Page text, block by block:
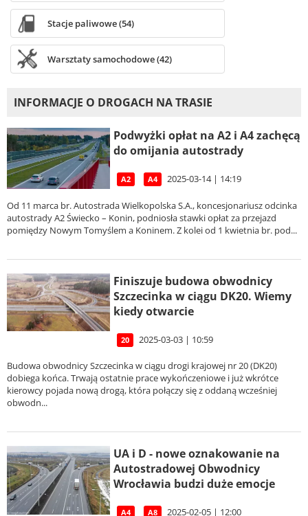
Stacje paliwowe (54)
Warsztaty samochodowe (42)
INFORMACJE O DROGACH NA TRASIE
Podwyżki opłat na A2 i A4 zachęcą
do omijania autostrady
A2 A4 2025-03-14 | 14:19
Od 11 marca br. Autostrada Wielkopolska S.A., koncesjonariusz odcinka
autostrady A2 Świecko – Konin, podniosła stawki opłat za przejazd
pomiędzy Nowym Tomyślem a Koninem. Z kolei od 1 kwietnia br. pod...
Finiszuje budowa obwodnicy
Szczecinka w ciągu DK20. Wiemy
kiedy otwarcie
20 2025-03-03 | 10:59
Budowa obwodnicy Szczecinka w ciągu drogi krajowej nr 20 (DK20)
dobiega końca. Trwają ostatnie prace wykończeniowe i już wkrótce
kierowcy pojada nową drogą, która połączy się z oddaną wcześniej
obwodn...
UA i D - nowe oznakowanie na
Autostradowej Obwodnicy
Wrocławia budzi duże emocje
A4 A8 2025-02-05 | 12:00